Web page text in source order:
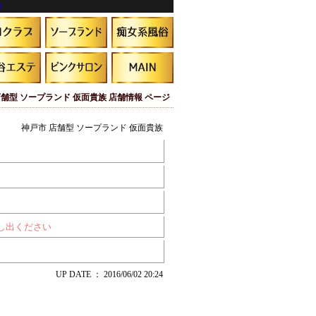
型 ソープランド 仮面貴族 店舗情報 ページ
神戸市 店舗型 ソープランド 仮面貴族
出ください
UP DATE ： 2016/06/02 20:24